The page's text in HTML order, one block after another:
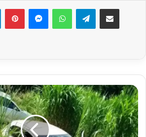
LinkedinPinterestMessengerWhatsAppTelegramCompartilhar via e-mail